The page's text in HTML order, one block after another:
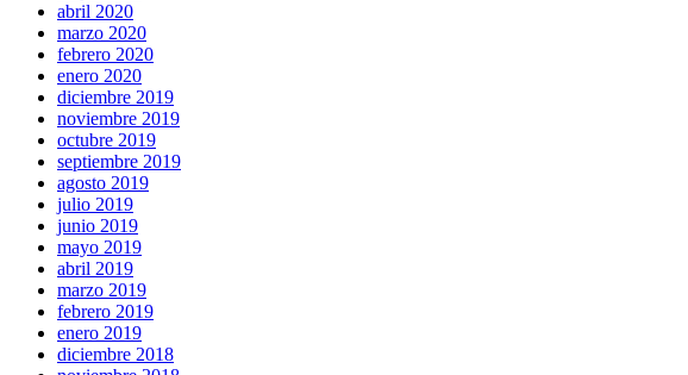
abril 2020
marzo 2020
febrero 2020
enero 2020
diciembre 2019
noviembre 2019
octubre 2019
septiembre 2019
agosto 2019
julio 2019
junio 2019
mayo 2019
abril 2019
marzo 2019
febrero 2019
enero 2019
diciembre 2018